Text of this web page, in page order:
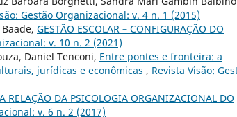
Gestão Organizacional: v. 4 n. 1 (2015)
GESTÃO ESCOLAR – CONFIGURAÇÃO DO
v. 10 n. 2 (2021)
Daniel Tenconi, Entre pontes e fronteira: a
jurídicas e econômicas , Revista Visão:
A RELAÇÃO DA PSICOLOGIA ORGANIZACIONAL DO
v. 6 n. 2 (2017)